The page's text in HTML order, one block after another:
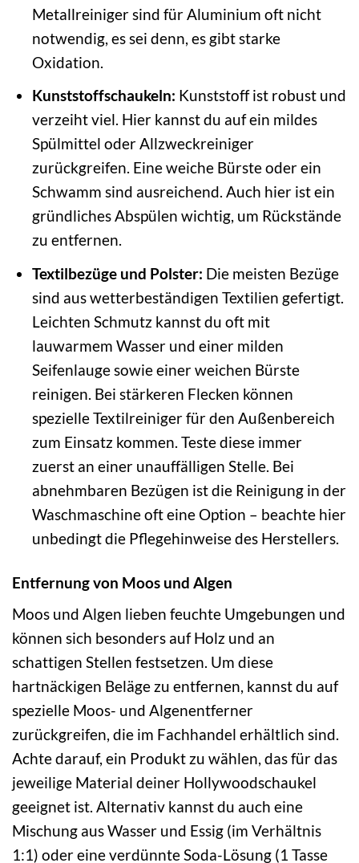
Metallreiniger sind für Aluminium oft nicht
notwendig, es sei denn, es gibt starke
Oxidation.
Kunststoffschaukeln: Kunststoff ist robust und
verzeiht viel. Hier kannst du auf ein mildes
Spülmittel oder Allzweckreiniger
zurückgreifen. Eine weiche Bürste oder ein
Schwamm sind ausreichend. Auch hier ist ein
gründliches Abspülen wichtig, um Rückstände
zu entfernen.
Textilbezüge und Polster: Die meisten Bezüge
sind aus wetterbeständigen Textilien gefertigt.
Leichten Schmutz kannst du oft mit
lauwarmem Wasser und einer milden
Seifenlauge sowie einer weichen Bürste
reinigen. Bei stärkeren Flecken können
spezielle Textilreiniger für den Außenbereich
zum Einsatz kommen. Teste diese immer
zuerst an einer unauffälligen Stelle. Bei
abnehmbaren Bezügen ist die Reinigung in der
Waschmaschine oft eine Option – beachte hier
unbedingt die Pflegehinweise des Herstellers.
Entfernung von Moos und Algen
Moos und Algen lieben feuchte Umgebungen und
können sich besonders auf Holz und an
schattigen Stellen festsetzen. Um diese
hartnäckigen Beläge zu entfernen, kannst du auf
spezielle Moos- und Algenentferner
zurückgreifen, die im Fachhandel erhältlich sind.
Achte darauf, ein Produkt zu wählen, das für das
jeweilige Material deiner Hollywoodschaukel
geeignet ist. Alternativ kannst du auch eine
Mischung aus Wasser und Essig (im Verhältnis
1:1) oder eine verdünnte Soda-Lösung (1 Tasse